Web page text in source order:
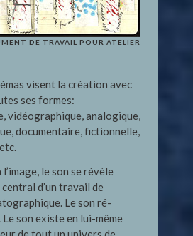
DE TRAVAIL POUR ATELIER
visent la création avec
ses formes:
vidéographique, analogique,
documentaire, fictionnelle,
le son se révèle
d’un travail de
Le son ré-
Le son existe en lui-même